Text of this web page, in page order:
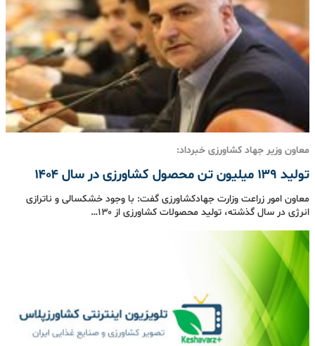
معاون وزیر جهاد کشاورزی خبرداد:
تولید ۱۳۹ میلیون تن محصول کشاورزی در سال ۱۴۰۴
معاون امور زراعت وزارت جهادکشاورزی گفت: با وجود خشکسالی و ناترازی
انرژی در سال گذشته، تولید محصولات کشاورزی از ۱۳۰…